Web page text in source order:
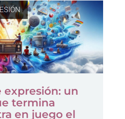
expresión: un
termina
en juego el